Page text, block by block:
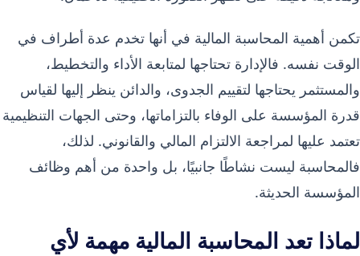
تكمن أهمية المحاسبة المالية في أنها تخدم عدة أطراف في
الوقت نفسه. فالإدارة تحتاجها لمتابعة الأداء والتخطيط،
والمستثمر يحتاجها لتقييم الجدوى، والدائن ينظر إليها لقياس
قدرة المؤسسة على الوفاء بالتزاماتها، وحتى الجهات التنظيمية
تعتمد عليها لمراجعة الالتزام المالي والقانوني. لذلك،
فالمحاسبة ليست نشاطًا جانبيًا، بل واحدة من أهم وظائف
المؤسسة الحديثة.
لماذا تعد المحاسبة المالية مهمة لأي